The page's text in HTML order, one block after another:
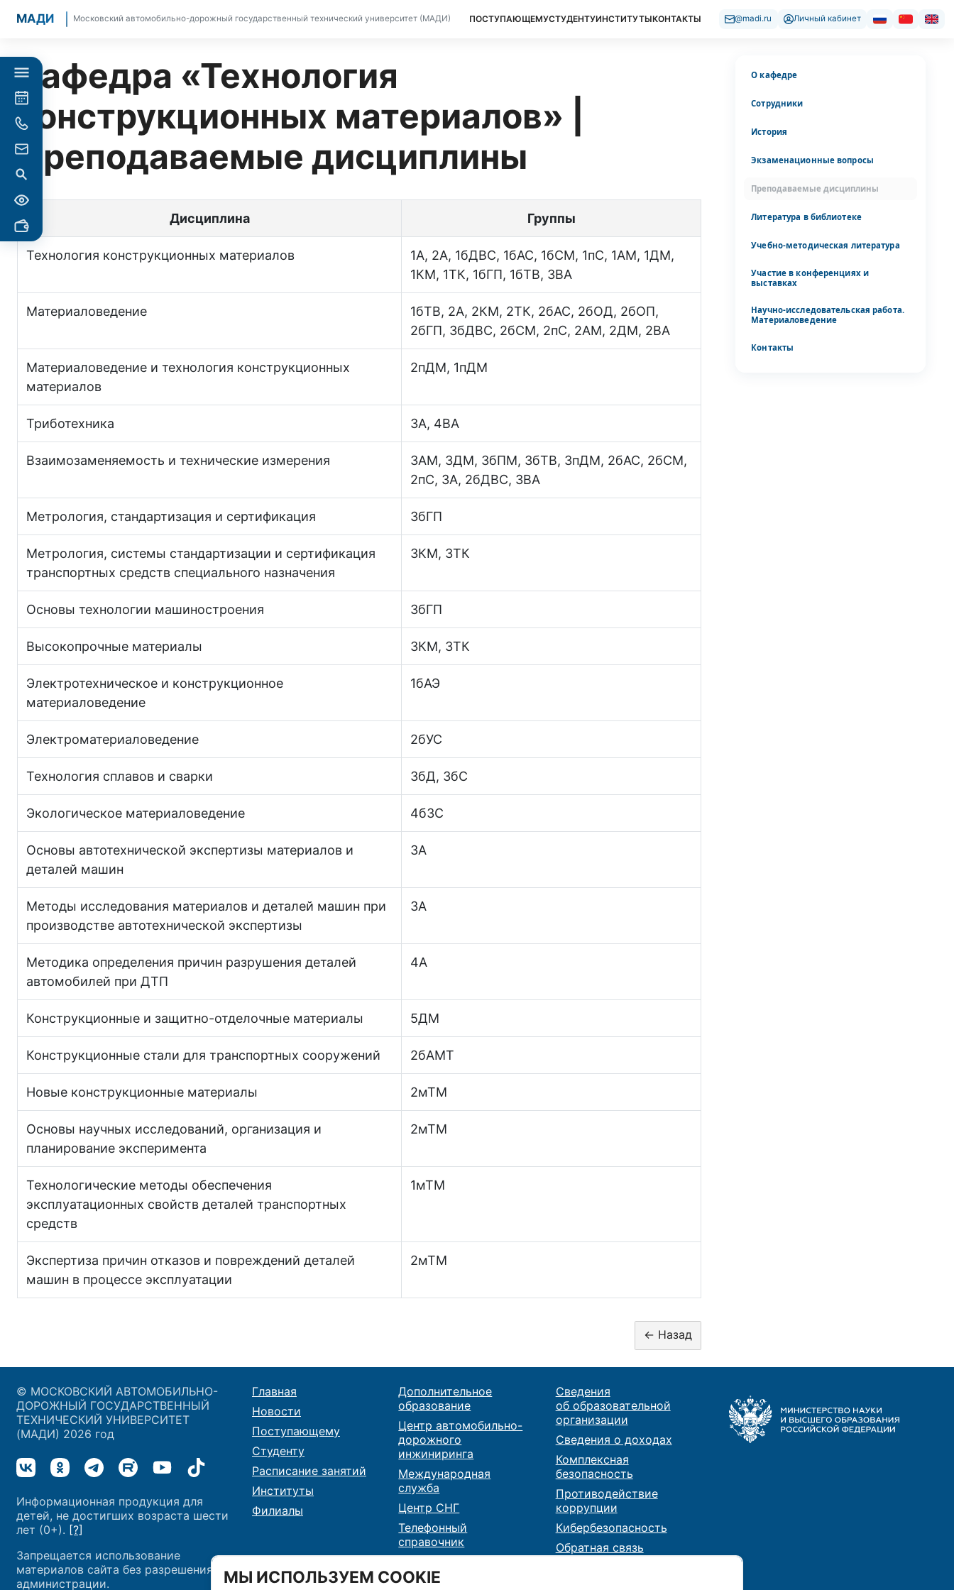
МАДИ Московский автомобильно-дорожный государственный технический университет (МАДИ) ПОСТУПАЮЩЕМУСТУДЕНТУИНСТИТУТЫКОНТАКТЫ @madi.ru Личный кабинет
Кафедра «Технология
конструкционных материалов» |
Преподаваемые дисциплины
Дисциплина Группы
Технология конструкционных материалов
1А, 2А, 1бДВС, 1бАС, 1бСМ, 1пС, 1АМ, 1ДМ,
1КМ, 1ТК, 1бГП, 1бТВ, 3ВА
Материаловедение
1бТВ, 2А, 2КМ, 2ТК, 2бАС, 2бОД, 2бОП,
2бГП, 3бДВС, 2бСМ, 2пС, 2АМ, 2ДМ, 2ВА
Материаловедение и технология конструкционных
материалов
2пДМ, 1пДМ
Триботехника 3А, 4ВА
Взаимозаменяемость и технические измерения
3АМ, 3ДМ, 3бПМ, 3бТВ, 3пДМ, 2бАС, 2бСМ,
2пС, 3А, 2бДВС, 3ВА
Метрология, стандартизация и сертификация 3бГП
Метрология, системы стандартизации и сертификация
транспортных средств специального назначения
3КМ, 3ТК
Основы технологии машиностроения 3бГП
Высокопрочные материалы 3КМ, 3ТК
Электротехническое и конструкционное
материаловедение
1бАЭ
Электроматериаловедение 2бУС
Технология сплавов и сварки 3бД, 3бС
Экологическое материаловедение 4бЗС
Основы автотехнической экспертизы материалов и
деталей машин
3А
Методы исследования материалов и деталей машин при
производстве автотехнической экспертизы
3А
Методика определения причин разрушения деталей
автомобилей при ДТП
4А
Конструкционные и защитно-отделочные материалы 5ДМ
Конструкционные стали для транспортных сооружений 2бАМТ
Новые конструкционные материалы 2мТМ
Основы научных исследований, организация и
планирование эксперимента
2мТМ
Технологические методы обеспечения
эксплуатационных свойств деталей транспортных
средств
1мТМ
Экспертиза причин отказов и повреждений деталей
машин в процессе эксплуатации
2мТМ
О кафедре
Сотрудники
История
Экзаменационные вопросы
Преподаваемые дисциплины
Литература в библиотеке
Учебно-методическая литература
Участие в конференциях и
выставках
Научно-исследовательская работа.
Материаловедение
Контакты
МЫ ИСПОЛЬЗУЕМ COOKIE
© МОСКОВСКИЙ АВТОМОБИЛЬНО-
ДОРОЖНЫЙ ГОСУДАРСТВЕННЫЙ
ТЕХНИЧЕСКИЙ УНИВЕРСИТЕТ
(МАДИ) 2026 год
Информационная продукция для
детей, не достигших возраста шести
лет (0+). [?]
Запрещается использование
материалов сайта без разрешения
администрации.
Главная
Новости
Поступающему
Студенту
Расписание занятий
Институты
Филиалы
Дополнительное
образование
Центр автомобильно-
дорожного
инжиниринга
Международная
служба
Центр СНГ
Телефонный
справочник
RSS
Сведения
об образовательной
организации
Сведения о доходах
Комплексная
безопасность
Противодействие
коррупции
Кибербезопасность
Обратная связь